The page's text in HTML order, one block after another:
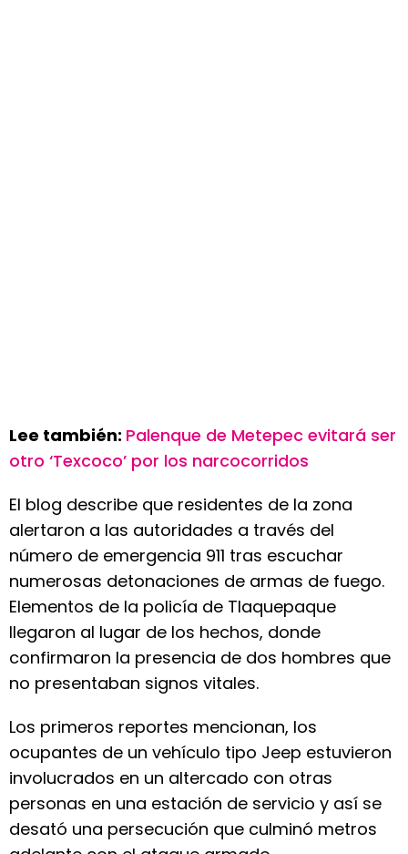
Lee también: Palenque de Metepec evitará ser
otro ‘Texcoco’ por los narcocorridos
El blog describe que residentes de la zona
alertaron a las autoridades a través del
número de emergencia 911 tras escuchar
numerosas detonaciones de armas de fuego.
Elementos de la policía de Tlaquepaque
llegaron al lugar de los hechos, donde
confirmaron la presencia de dos hombres que
no presentaban signos vitales.
Los primeros reportes mencionan, los
ocupantes de un vehículo tipo Jeep estuvieron
involucrados en un altercado con otras
personas en una estación de servicio y así se
desató una persecución que culminó metros